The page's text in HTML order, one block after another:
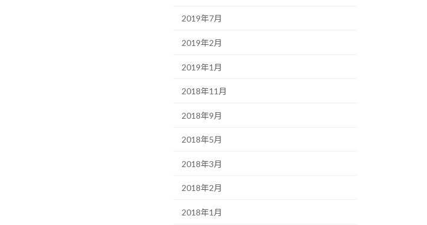
2019年7月
2019年2月
2019年1月
2018年11月
2018年9月
2018年5月
2018年3月
2018年2月
2018年1月